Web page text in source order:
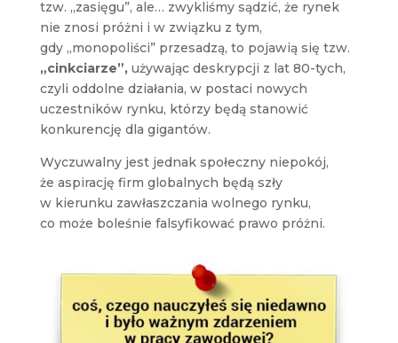
tzw. „zasięgu”, ale… zwykliśmy sądzić, że rynek
nie znosi próżni i w związku z tym,
gdy „monopoliści” przesadzą, to pojawią się tzw.
„cinkciarze”,używając deskrypcji z lat 80-tych,
czyli oddolne działania, w postaci nowych
uczestników rynku, którzy będą stanowić
konkurencję dla gigantów.
Wyczuwalny jest jednak społeczny niepokój,
że aspirację firm globalnych będą szły
w kierunku zawłaszczania wolnego rynku,
co może boleśnie falsyfikować prawo próżni.